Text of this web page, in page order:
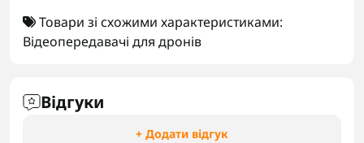
Товари зі схожими характеристиками:
Відеопередавачі для дронів
Відгуки
+ Додати відгук